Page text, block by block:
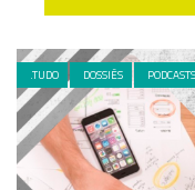
.TUDO DOSSIÊS PODCASTS